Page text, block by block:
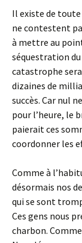
Il existe de
ne contestent
à mettre au
séquestration
catastrophe
dizaines de
succès. Car nul
pour l’heure, le
paierait ces
coordonner les
Comme à
désormais nos
qui se sont
Ces gens nous
charbon.